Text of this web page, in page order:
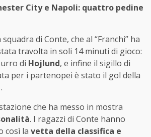
City e Napoli: quattro pedine
di Conte, che al “Franchi” ha
travolta in soli 14 minuti di gioco:
di Hojlund, e infine il sigillo di
per i partenopei è stato il gol della
.
che ha messo in mostra
. I ragazzi di Conte hanno
così la vetta della classifica e